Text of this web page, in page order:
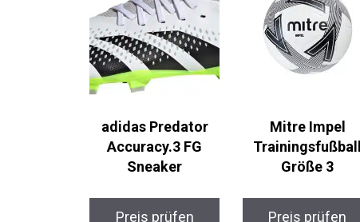
adidas Predator
Accuracy.3 FG
Sneaker
Preis prüfen
Mitre Impel
Trainingsfußball
Größe 3
Preis prüfen